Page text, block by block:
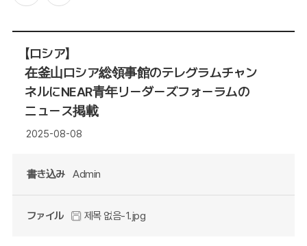
【ロシア】
在釜山ロシア総領事館のテレグラムチャン
ネルにNEAR青年リーダーズフォーラムの
ニュース掲載
2025-08-08
書き込み Admin
ファイル 제목 없음-1.jpg